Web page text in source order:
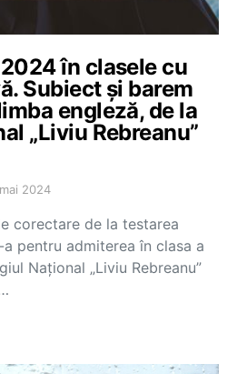
în clasele cu
Subiect și barem
engleză, de la
„Liviu Rebreanu”
2024
corectare de la testarea
pentru admiterea în clasa a
Național „Liviu Rebreanu”